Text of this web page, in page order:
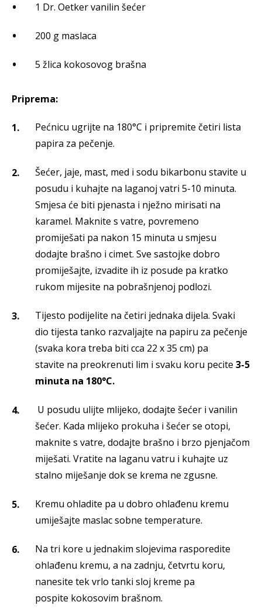
1 Dr. Oetker vanilin šećer
200 g maslaca
5 žlica kokosovog brašna
Priprema:
Pećnicu ugrijte na 180°C i pripremite četiri lista
papira za pečenje.
Šećer, jaje, mast, med i sodu bikarbonu stavite u
posudu i kuhajte na laganoj vatri 5-10 minuta.
Smjesa će biti pjenasta i nježno mirisati na
karamel. Maknite s vatre, povremeno
promiješati pa nakon 15 minuta u smjesu
dodajte brašno i cimet. Sve sastojke dobro
promiješajte, izvadite ih iz posude pa kratko
rukom mijesite na pobrašnjenoj podlozi.
Tijesto podijelite na četiri jednaka dijela. Svaki
dio tijesta tanko razvaljajte na papiru za pečenje
(svaka kora treba biti cca 22 x 35 cm) pa
stavite na preokrenuti lim i svaku koru pecite 3-5
minuta na 180°C.
U posudu ulijte mlijeko, dodajte šećer i vanilin
šećer. Kada mlijeko prokuha i šećer se otopi,
maknite s vatre, dodajte brašno i brzo pjenjačom
miješati. Vratite na laganu vatru i kuhajte uz
stalno miješanje dok se krema ne zgusne.
Kremu ohladite pa u dobro ohlađenu kremu
umiješajte maslac sobne temperature.
Na tri kore u jednakim slojevima rasporedite
ohlađenu kremu, a na zadnju, četvrtu koru,
nanesite tek vrlo tanki sloj kreme pa
pospite kokosovim brašnom.